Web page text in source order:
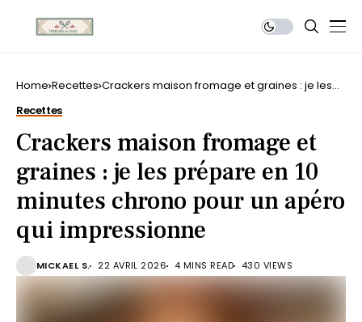
Home Recettes Crackers maison fromage et graines : je les
Recettes
Crackers maison fromage et
graines : je les prépare en 10
minutes chrono pour un apéro
qui impressionne
MICKAEL S. 22 AVRIL 2026 4 MINS READ 430 VIEWS